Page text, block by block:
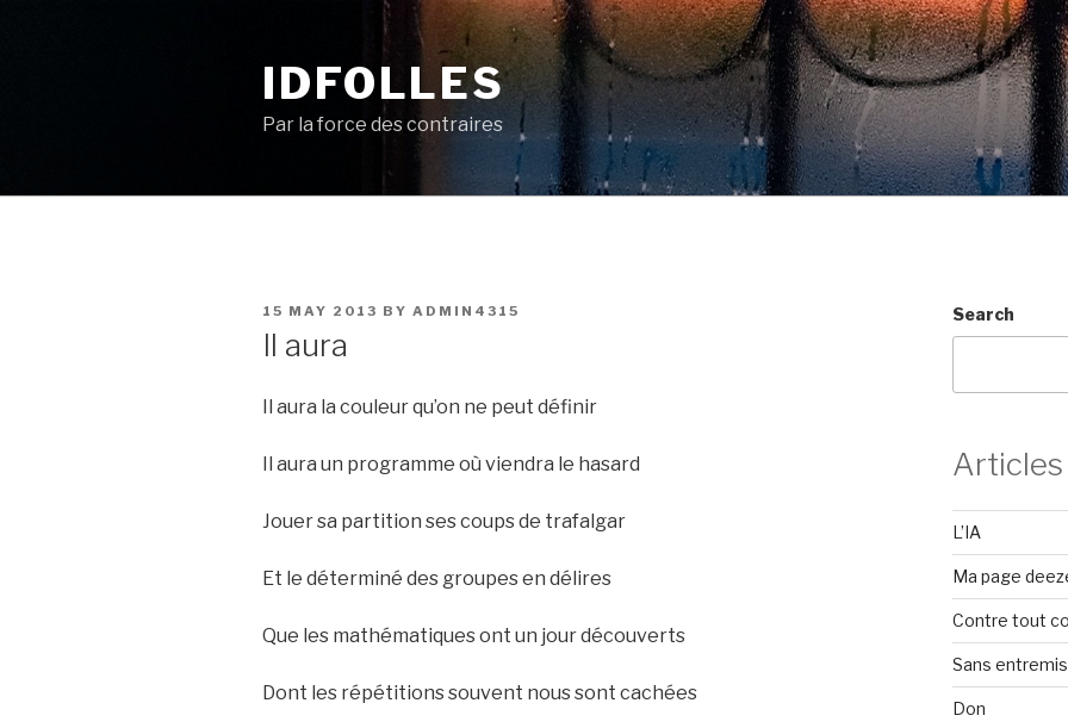
IDFOLLES
Par la force des contraires
POSTED
15 MAY 2013 BY ADMIN4315
Il aura
Il aura la couleur qu’on ne peut définir
Il aura un programme où viendra le hasard
Jouer sa partition ses coups de trafalgar
Et le déterminé des groupes en délires
Que les mathématiques ont un jour découverts
Dont les répétitions souvent nous sont cachées
Search
L’IA
Ma page
Contre tout
Sans
Don